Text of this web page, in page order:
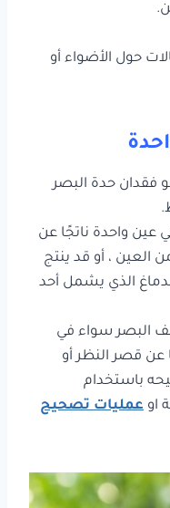
حول الأضواء أو
فقدان حدة البصر
واحدة ناتجًا عن
العين ، أو قد ينتج
الذي يشمل أحد
البصر سواء في
عن قصر النظر أو
باستخدام
او عمليات تصحيح